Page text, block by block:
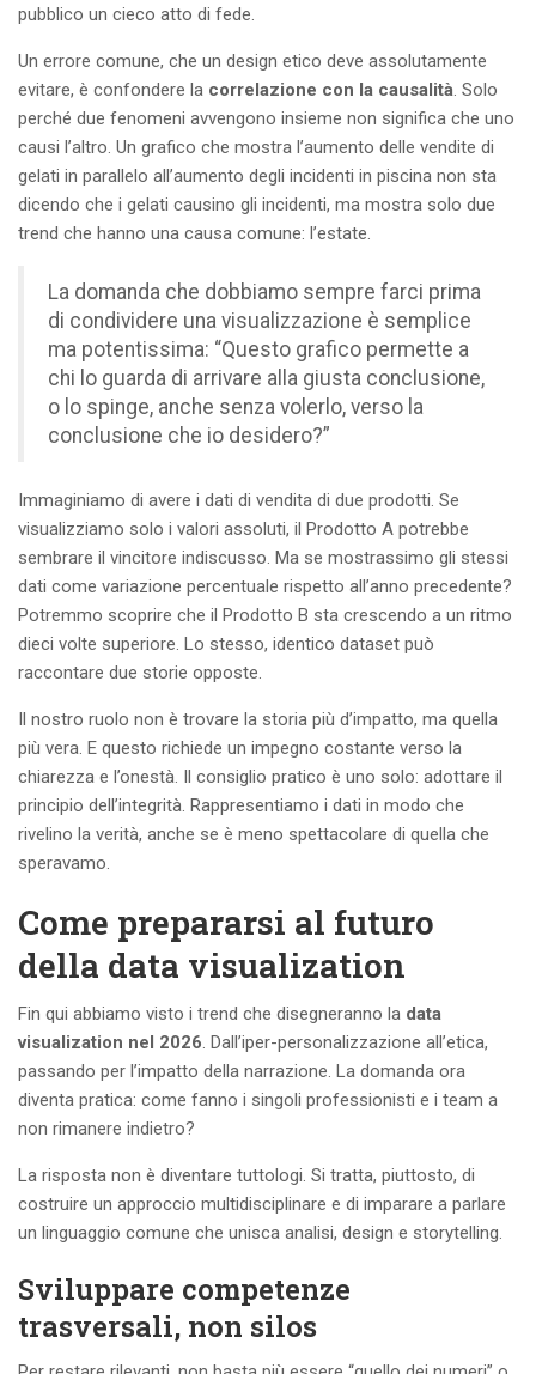
pubblico un cieco atto di fede.
Un errore comune, che un design etico deve assolutamente
evitare, è confondere la correlazione con la causalità . Solo
perché due fenomeni avvengono insieme non significa che uno
causi l’altro. Un grafico che mostra l’aumento delle vendite di
gelati in parallelo all’aumento degli incidenti in piscina non sta
dicendo che i gelati causino gli incidenti, ma mostra solo due
trend che hanno una causa comune: l’estate.
La domanda che dobbiamo sempre farci prima
di condividere una visualizzazione è semplice
ma potentissima: “Questo grafico permette a
chi lo guarda di arrivare alla giusta conclusione,
o lo spinge, anche senza volerlo, verso la
conclusione che io desidero?”
Immaginiamo di avere i dati di vendita di due prodotti. Se
visualizziamo solo i valori assoluti, il Prodotto A potrebbe
sembrare il vincitore indiscusso. Ma se mostrassimo gli stessi
dati come variazione percentuale rispetto all’anno precedente?
Potremmo scoprire che il Prodotto B sta crescendo a un ritmo
dieci volte superiore. Lo stesso, identico dataset può
raccontare due storie opposte.
Il nostro ruolo non è trovare la storia più d’impatto, ma quella
più vera. E questo richiede un impegno costante verso la
chiarezza e l’onestà. Il consiglio pratico è uno solo: adottare il
principio dell’integrità. Rappresentiamo i dati in modo che
rivelino la verità, anche se è meno spettacolare di quella che
speravamo.
Come prepararsi al futuro
della data visualization
Fin qui abbiamo visto i trend che disegneranno la data
visualization nel 2026 . Dall’iper-personalizzazione all’etica,
passando per l’impatto della narrazione. La domanda ora
diventa pratica: come fanno i singoli professionisti e i team a
non rimanere indietro?
La risposta non è diventare tuttologi. Si tratta, piuttosto, di
costruire un approccio multidisciplinare e di imparare a parlare
un linguaggio comune che unisca analisi, design e storytelling.
Sviluppare competenze
trasversali, non silos